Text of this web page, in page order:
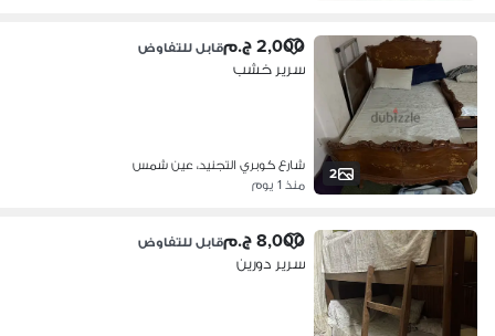
2
2,000 ج.م قابل للتفاوض
سرير خشب
شارع كوبري التجنيد، عين شمس
منذ 1 يوم
8,000 ج.م قابل للتفاوض
سرير دورين